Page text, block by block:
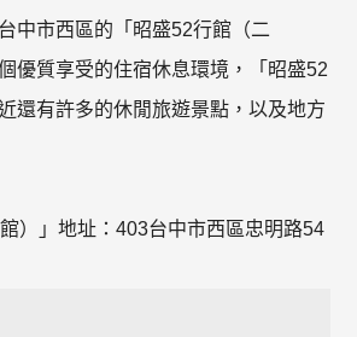
中市西區的「昭盛52行館（二
優質享受的住宿休息環境，「昭盛52
還有許多的休閒旅遊景點，以及地方
館）」地址：403台中市西區忠明路54